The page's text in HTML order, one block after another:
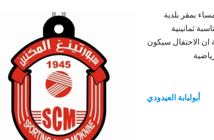
مساء بمقر بلدية
ثمانينية
مطلعة ان الاحتفال سيكون
أبولبابة العيدودي